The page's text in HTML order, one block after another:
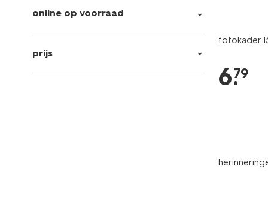
online op voorraad
prijs
fotokader
6.
79